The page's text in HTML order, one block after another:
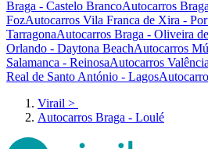
Braga - Castelo BrancoAutocarros
FozAutocarros Vila Franca de Xira -
TarragonaAutocarros Braga - Oliveira
Orlando - Daytona BeachAutocarros
Salamanca - ReinosaAutocarros
Real de Santo António - Lagos
Virail >
Autocarros Braga - Loulé